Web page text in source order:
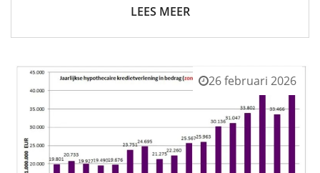
LEES MEER
26 februari 2026